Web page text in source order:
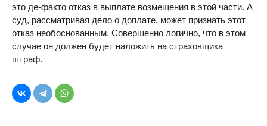
это де-факто отказ в выплате возмещения в этой части. А
суд, рассматривая дело о доплате, может признать этот
отказ необоснованным. Совершенно логично, что в этом
случае он должен будет наложить на страховщика
штраф.